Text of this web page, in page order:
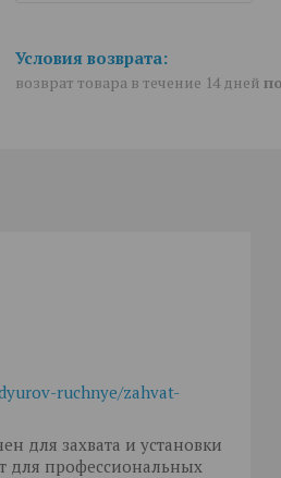
возврат товара в течение 14 дней
ruchnye/zahvat-
для захвата и установки
для профессиональных